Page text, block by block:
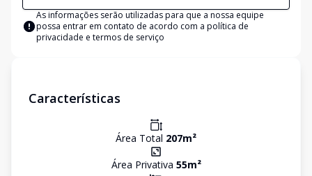
As informações serão utilizadas para que a nossa equipe
possa entrar em contato de acordo com a política de
privacidade e termos de serviço
Características
Área Total 207m²
Área Privativa 55m²